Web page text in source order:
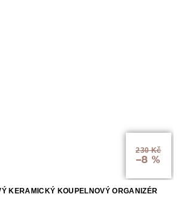
230 Kč
–8 %
KERAMICKÝ KOUPELNOVÝ ORGANIZÉR